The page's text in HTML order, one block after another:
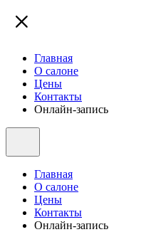
Главная
О салоне
Цены
Контакты
Онлайн-запись
Главная
О салоне
Цены
Контакты
Онлайн-запись